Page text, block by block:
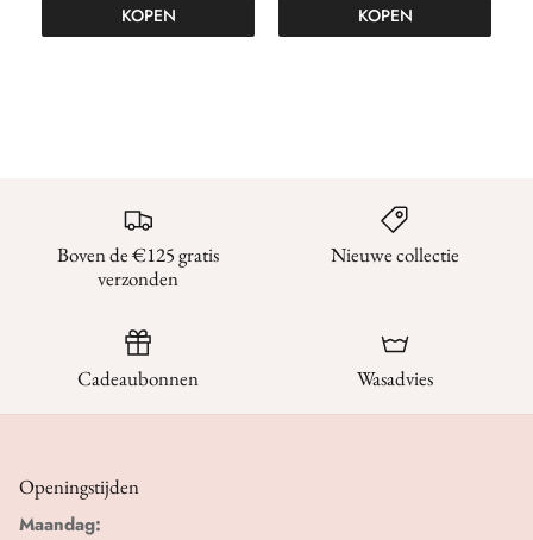
KOPEN
KOPEN
Boven de €125 gratis
verzonden
Nieuwe collectie
Cadeaubonnen Wasadvies
Openingstijden
Maandag: